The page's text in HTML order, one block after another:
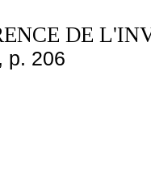
DE
p. 206